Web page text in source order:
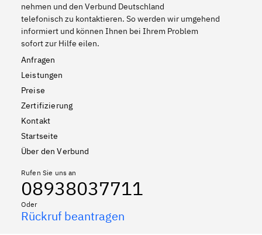
nehmen und den Verbund Deutschland
telefonisch zu kontaktieren. So werden wir umgehend
informiert und können Ihnen bei Ihrem Problem
sofort zur Hilfe eilen.
Anfragen
Leistungen
Preise
Zertifizierung
Kontakt
Startseite
Über den Verbund
Rufen Sie uns an
08938037711
Oder
Rückruf beantragen